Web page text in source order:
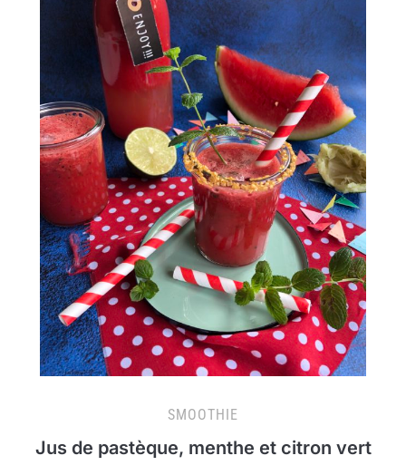
SMOOTHIE
Jus de pastèque, menthe et citron vert